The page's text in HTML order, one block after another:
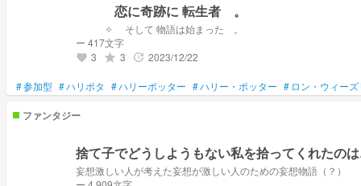
恋に奇跡に 転生者 。
✧ そして 物語は始まった 。
ー 417文字
favorite 3 grade 3 update 2023/12/22
#参加型 #ハリポタ #ハリーポッター #ハリー・ポッター # ロン・ウィー
ファンタジー
捨て子でどうしようもない私を拾ってくれたの
妄想激しい人が考えた妄想が激しい人のための妄想物語（？）